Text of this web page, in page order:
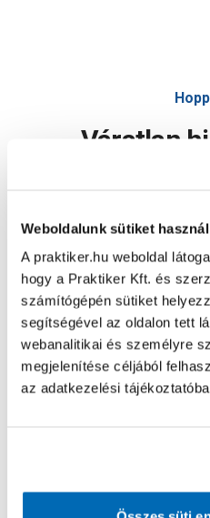
Weboldalunk sütiket használ
A praktiker.hu weboldal
hogy a Praktiker Kft. és
számítógépén sütiket
segítségével az oldalon tett
webanalitikai és személyre
megjelenítése céljából
az adatkezelési
Váratlan
Oldal